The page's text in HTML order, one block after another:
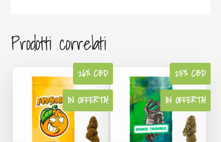
Prodotti correlati
NOVITÀ!
26% CBD
IN OFFERTA!
25% CBD
IN OFFERTA!